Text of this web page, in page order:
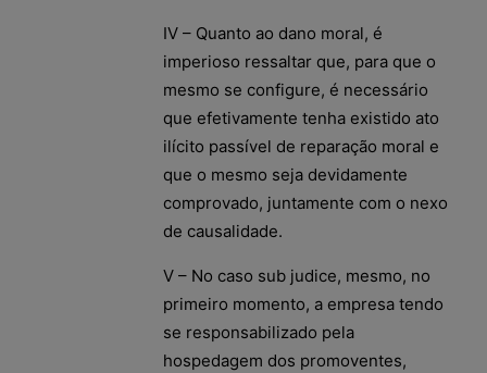
IV – Quanto ao dano moral, é
imperioso ressaltar que, para que o
mesmo se configure, é necessário
que efetivamente tenha existido ato
ilícito passível de reparação moral e
que o mesmo seja devidamente
comprovado, juntamente com o nexo
de causalidade.
V – No caso sub judice, mesmo, no
primeiro momento, a empresa tendo
se responsabilizado pela
hospedagem dos promoventes,